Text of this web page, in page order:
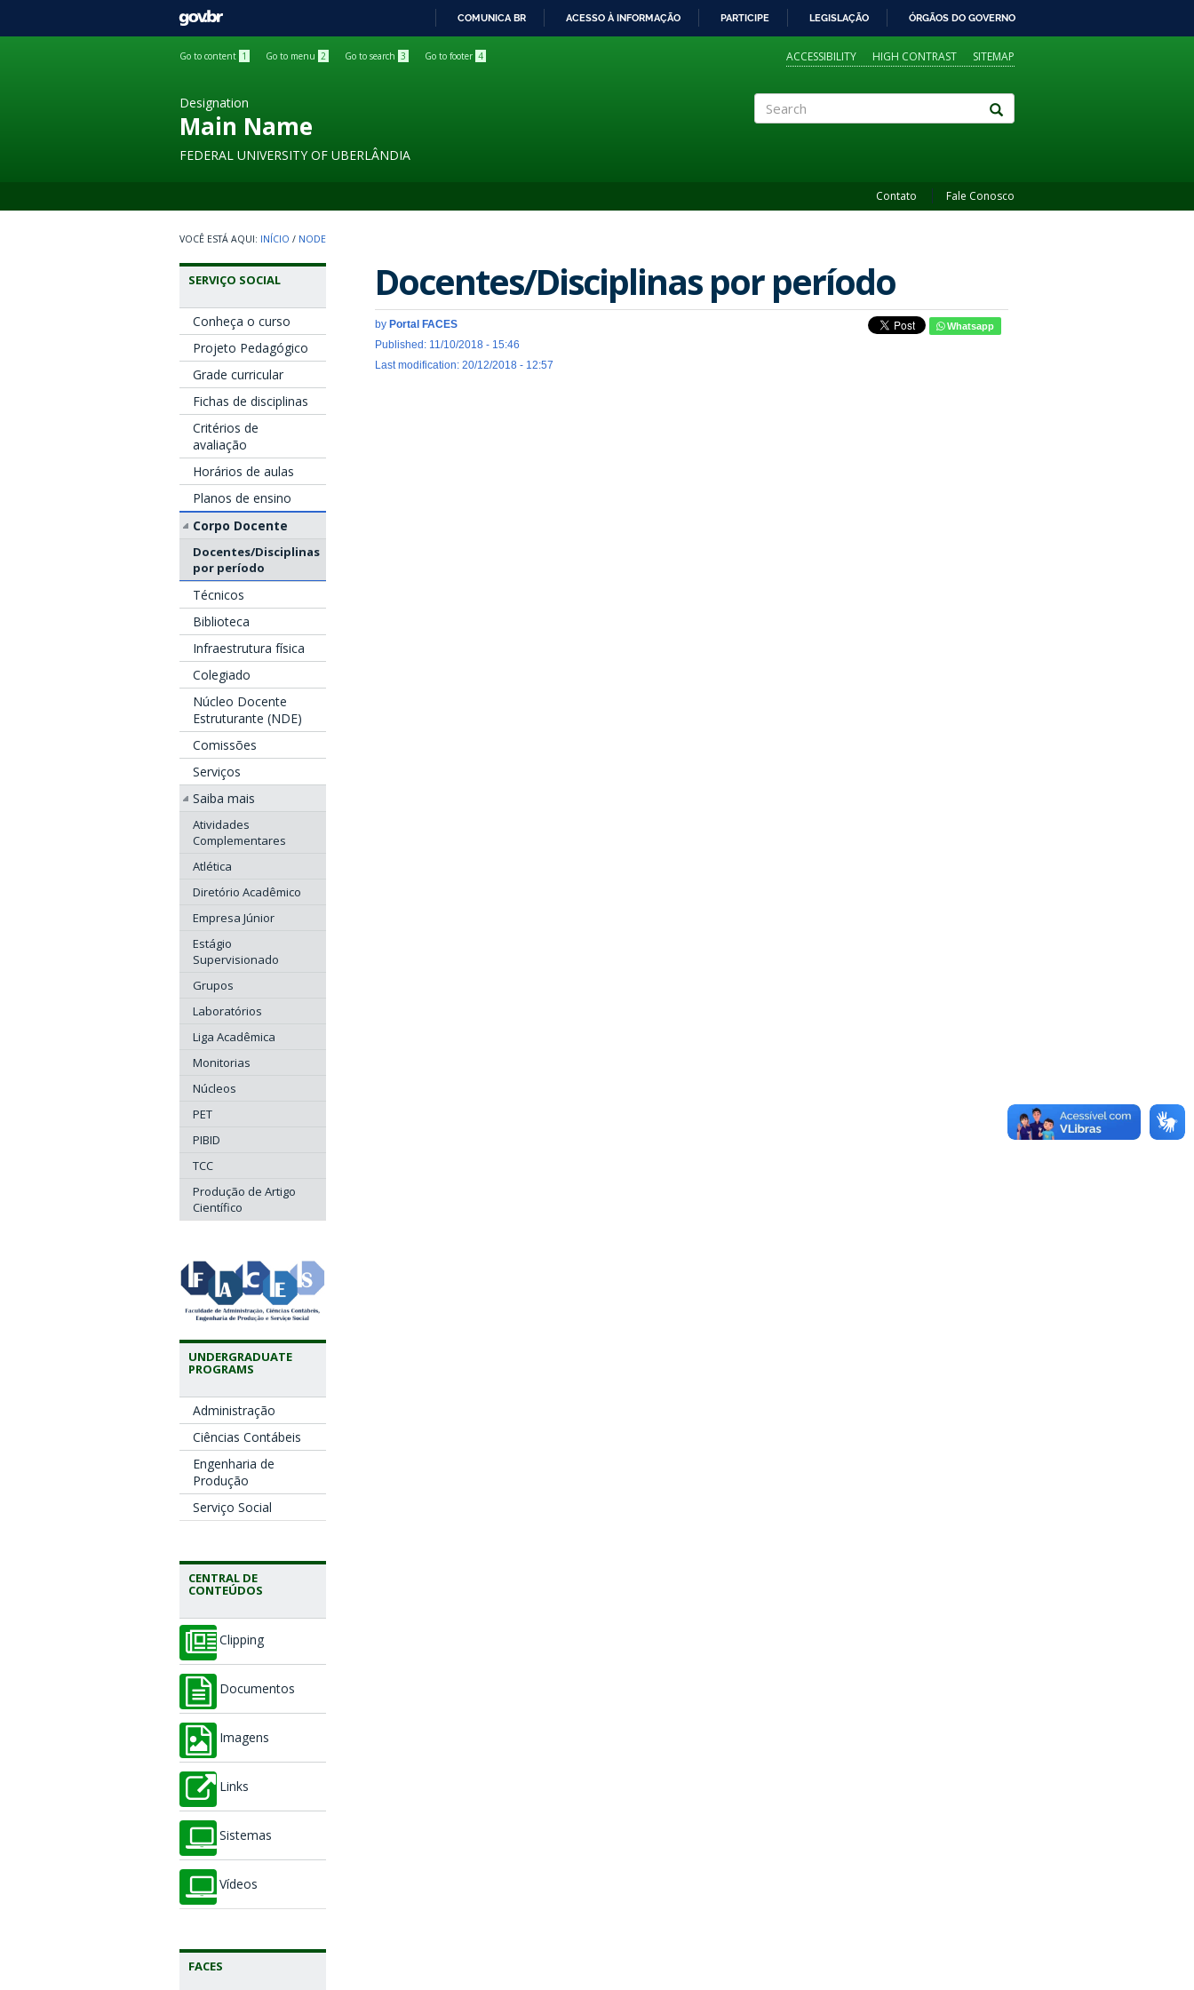
GOVBR
COMUNICA BR ACESSO À INFORMAÇÃO PARTICIPE LEGISLAÇÃO ÓRGÃOS DO GOVERNO
Go to content 1 Go to menu 2 Go to search 3 Go to footer 4 ACCESSIBILITY HIGH CONTRAST SITEMAP
Designation
Main Name
FEDERAL UNIVERSITY OF UBERLÂNDIA
Contato Fale Conosco
INÍCIO / NODE
SERVIÇO SOCIAL
Conheça o curso
Projeto Pedagógico
Grade curricular
Fichas de disciplinas
Critérios de
avaliação
Horários de aulas
Planos de ensino
Corpo Docente
Docentes/Disciplinas
por período
Técnicos
Biblioteca
Infraestrutura física
Colegiado
Núcleo Docente
Estruturante (NDE)
Comissões
Serviços
Saiba mais
Atividades
Complementares
Atlética
Diretório Acadêmico
Empresa Júnior
Estágio
Supervisionado
Grupos
Laboratórios
Liga Acadêmica
Monitorias
Núcleos
PET
PIBID
TCC
Produção de Artigo
Científico
UNDERGRADUATE
PROGRAMS
Administração
Ciências Contábeis
Engenharia de
Produção
Serviço Social
CENTRAL DE
CONTEÚDOS
Clipping
Documentos
Imagens
Links
Sistemas
Vídeos
FACES
Docentes/Disciplinas por período
by Portal FACES
Published: 11/10/2018 - 15:46
Last modification: 20/12/2018 - 12:57
Whatsapp